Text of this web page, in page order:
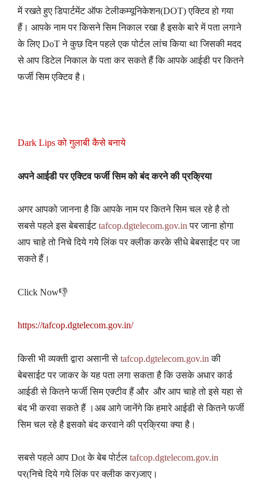
में रखते हुए डिपार्टमेंट ऑफ टेलीकम्यूनिकेशन(DOT) एक्टिव हो गया
हैं। आपके नाम पर किसने सिम निकाल रखा है इसके बारे में पता लगाने
के लिए DoT ने कुछ दिन पहले एक पोर्टल लांच किया था जिसकी मदद
से आप डिटेल निकाल के पता कर सकते हैं कि आपके आईडी पर कितने
फर्जी सिम एक्टिव है।
Dark Lips को गुलाबी कैसे बनाये
अपने आईडी पर एक्टिव फर्जी सिम को बंद करने की प्रक्रिया
अगर आपको जानना है कि आपके नाम पर कितने सिम चल रहे है तो
सबसे पहले इस बेबसाईटtafcop.dgtelecom.gov.in पर जाना होगा
आप चाहे तो निचे दिये गये लिंक पर क्लीक करके सीधे बेबसाईट पर जा
सकते हैं।
Click Now👎
https://tafcop.dgtelecom.gov.in/
किसी भी व्यक्ती द्वारा असानी से tafcop.dgtelecom.gov.in की
बेबसाईट पर जाकर के यह पता लगा सकता है कि उसके अधार कार्ड
आईडी से कितने फर्जी सिम एक्टीव हैं और और आप चाहे तो इसे यहा से
बंद भी करवा सकते हैं ।अब आगे जानेंगे कि हमारे आईडी से कितने फर्जी
सिम चल रहे है इसको बंद करवाने की प्रक्रिया क्या है।
सबसे पहले आप Dot के बेब पोर्टल tafcop.dgtelecom.gov.in
पर(निचे दिये गये लिंक पर क्लीक कर)जाए।